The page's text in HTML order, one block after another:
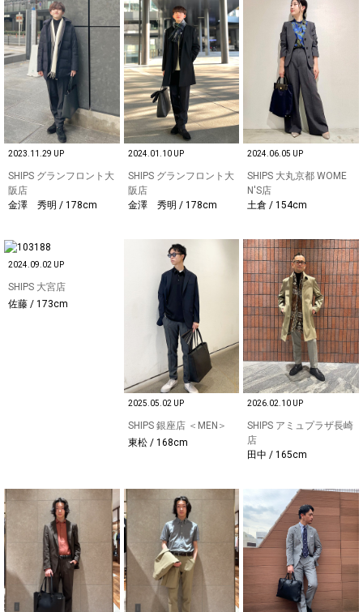
2023.11.29 UP
SHIPS グランフロント大
阪店
金澤 秀明 / 178cm
2024.01.10 UP
SHIPS グランフロント大
阪店
金澤 秀明 / 178cm
2024.06.05 UP
SHIPS 大丸京都 WOME
N'S店
土倉 / 154cm
2024.09.02 UP
SHIPS 大宮店
佐藤 / 173cm
2025.05.02 UP
SHIPS 銀座店 ＜MEN＞
東松 / 168cm
2026.02.10 UP
SHIPS アミュプラザ長崎
店
田中 / 165cm